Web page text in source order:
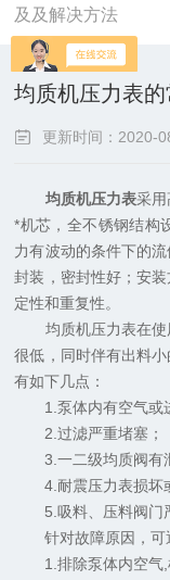
及及解决方法
均质机压力表
更新时间：2020-
均质机压力表采用
*机芯，全不锈钢结构
力有波动的条件下的
封装，密封性好；安
定性和重复性。
均质机压力表在使
很低，同时伴有出料
有如下几点：
1.泵体内有空气或
2.过滤严重堵塞；
3.一二级均质阀有泄
4.耐震压力表损坏
5.吸料、压料阀门严
针对故障原因，可
1.排除泵体内空气,